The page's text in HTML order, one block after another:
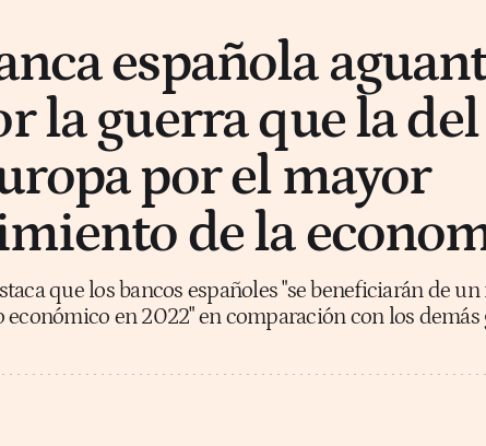
española
la guerra que la
por el mayor
de la
que los bancos españoles "se beneficiarán de
en 2022" en comparación con los demás